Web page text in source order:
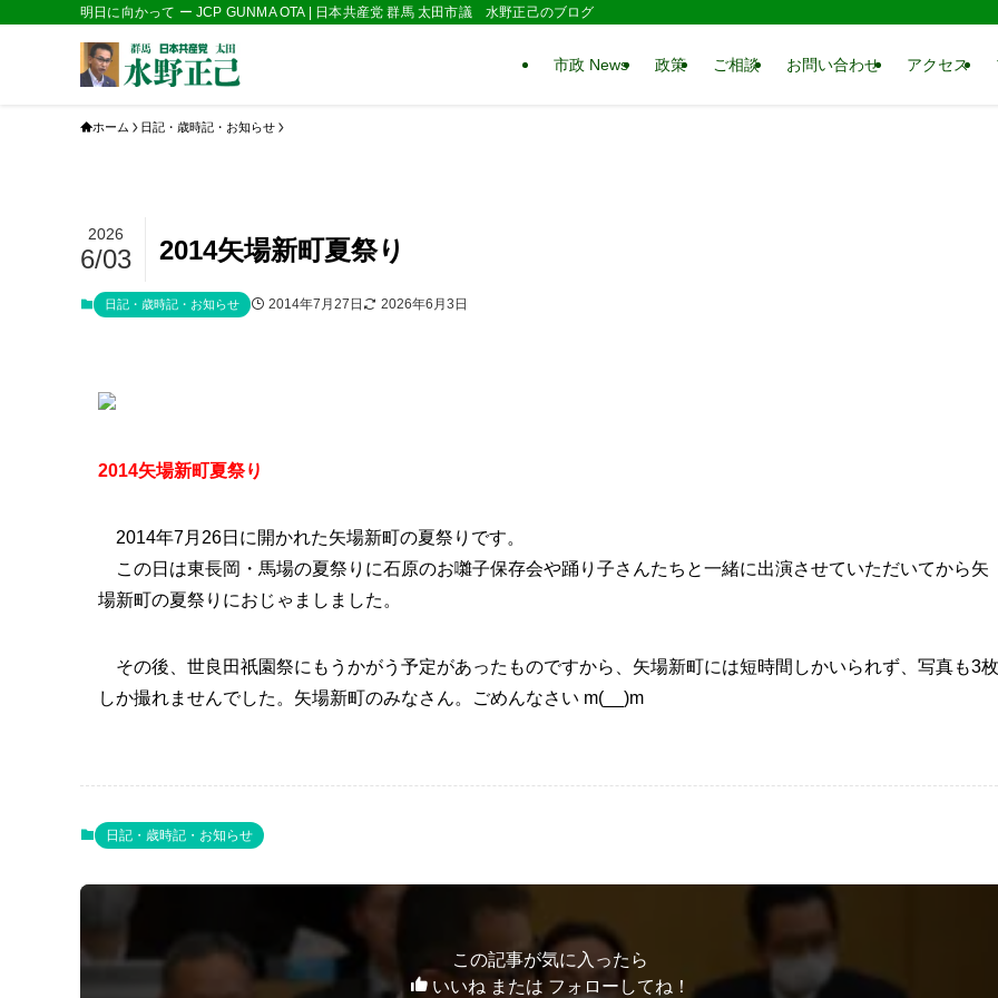
明日に向かって ー JCP GUNMA OTA | 日本共産党 群馬 太田市議 水野正己のブログ
市政 News 政策 ご相談 お問い合わせ アクセス
ホーム 日記・歳時記・お知らせ
2014矢場新町夏祭り
2026
6/03
日記・歳時記・お知らせ 2014年7月27日 2026年6月3日
2014矢場新町夏祭り
2014年7月26日に開かれた矢場新町の夏祭りです。
この日は東長岡・馬場の夏祭りに石原のお囃子保存会や踊り子さんたちと一緒に出演させていただいてから矢
場新町の夏祭りにおじゃましました。
その後、世良田祇園祭にもうかがう予定があったものですから、矢場新町には短時間しかいられず、写真も3枚
しか撮れませんでした。矢場新町のみなさん。ごめんなさい m(__)m
日記・歳時記・お知らせ
この記事が気に入ったら
いいね または フォローしてね！